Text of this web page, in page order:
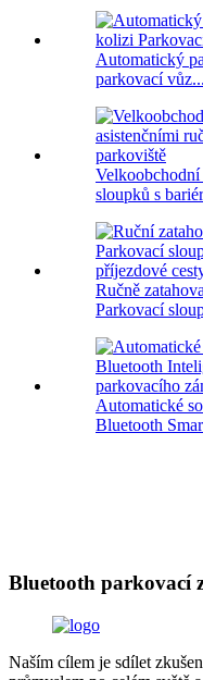
Automatický
parkovací vůz...
sloupků s
Ručně
Parkovací
Automatické
Bluetooth
Bluetooth parkovací
Naším cílem je sdílet